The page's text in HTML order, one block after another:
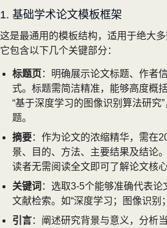
1. 基础学术论文模板框架
这是最通用的模板结构，适用于绝大多
它包含以下几个关键部分：
标题页 ：明确展示论文标题、作者
式。标题需简洁精准，能够高度概
“基于深度学习的图像识别算法研究
题。
摘要：作为论文的浓缩精华，需在
景、目的、方法、主要结果及结论
读者无需阅读全文即可了解论文核心
关键词 ：选取3-5个能够准确代表
文献检索。如“深度学习；图像识别
引言：阐述研究背景与意义，分析